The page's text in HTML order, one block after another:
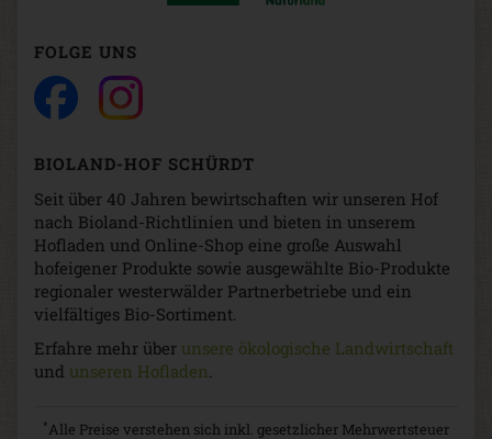
FOLGE UNS
BIOLAND-HOF SCHÜRDT
Seit über 40 Jahren bewirtschaften wir unseren Hof
nach Bioland-Richtlinien und bieten in unserem
Hofladen und Online-Shop eine große Auswahl
hofeigener Produkte sowie ausgewählte Bio-Produkte
regionaler westerwälder Partnerbetriebe und ein
vielfältiges Bio-Sortiment.
Erfahre mehr über unsere ökologische Landwirtschaft
und unseren Hofladen.
*Alle Preise verstehen sich inkl. gesetzlicher Mehrwertsteuer